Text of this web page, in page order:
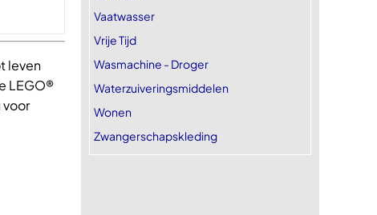
leven
LEGO®
voor
Vaatwasser
Vrije Tijd
Wasmachine - Droger
Waterzuiveringsmiddelen
Wonen
Zwangerschapskleding